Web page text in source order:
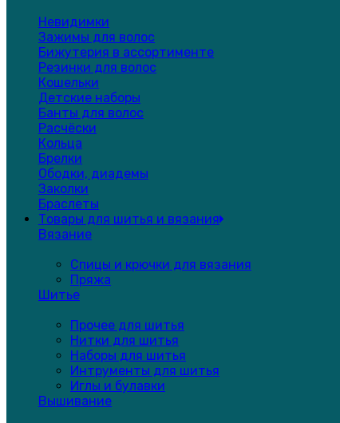
Невидимки
Зажимы для волос
Бижутерия в ассортименте
Резинки для волос
Кошельки
Детские наборы
Банты для волос
Расчёски
Кольца
Брелки
Ободки, диадемы
Заколки
Браслеты
Товары для шитья и вязания
Вязание
Спицы и крючки для вязания
Пряжа
Шитье
Прочее для шитья
Нитки для шитья
Наборы для шитья
Интрументы для шитья
Иглы и булавки
Вышивание